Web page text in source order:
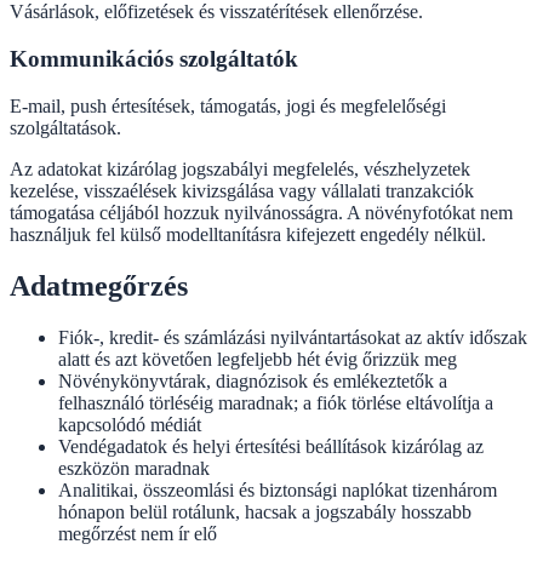
Vásárlások, előfizetések és visszatérítések ellenőrzése.
Kommunikációs szolgáltatók
E-mail, push értesítések, támogatás, jogi és megfelelőségi
szolgáltatások.
Az adatokat kizárólag jogszabályi megfelelés, vészhelyzetek
kezelése, visszaélések kivizsgálása vagy vállalati tranzakciók
támogatása céljából hozzuk nyilvánosságra. A növényfotókat nem
használjuk fel külső modelltanításra kifejezett engedély nélkül.
Adatmegőrzés
Fiók-, kredit- és számlázási nyilvántartásokat az aktív időszak
alatt és azt követően legfeljebb hét évig őrizzük meg
Növénykönyvtárak, diagnózisok és emlékeztetők a
felhasználó törléséig maradnak; a fiók törlése eltávolítja a
kapcsolódó médiát
Vendégadatok és helyi értesítési beállítások kizárólag az
eszközön maradnak
Analitikai, összeomlási és biztonsági naplókat tizenhárom
hónapon belül rotálunk, hacsak a jogszabály hosszabb
megőrzést nem ír elő